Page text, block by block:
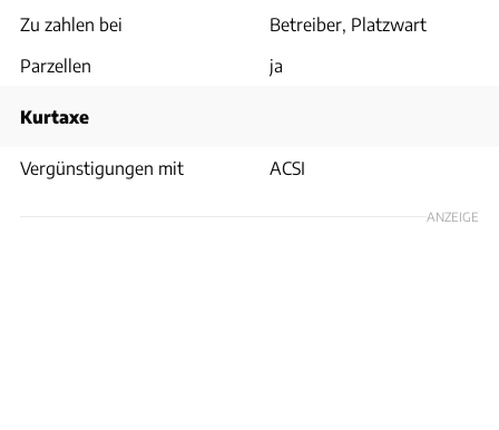
Zu zahlen bei
Betreiber, Platzwart
Parzellen
ja
Kurtaxe
Vergünstigungen mit ACSI
ANZEIGE